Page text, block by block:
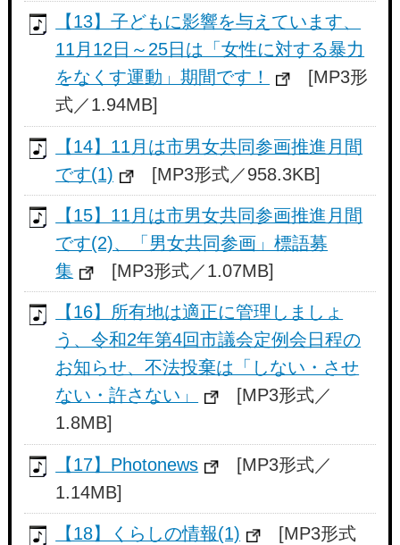
【13】子どもに影響を与えています、
11月12日～25日は「女性に対する暴力
をなくす運動」期間です！
[MP3形
式／1.94MB]
【14】11月は市男女共同参画推進月間
です(1)
[MP3形式／958.3KB]
【15】11月は市男女共同参画推進月間
です(2)、「男女共同参画」標語募
集
[MP3形式／1.07MB]
【16】所有地は適正に管理しましょ
う、令和2年第4回市議会定例会日程の
お知らせ、不法投棄は「しない・させ
ない・許さない」
[MP3形式／
1.8MB]
【17】Photonews
[MP3形式／
1.14MB]
【18】くらしの情報(1)
[MP3形式